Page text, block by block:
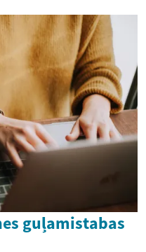
guļamistabas